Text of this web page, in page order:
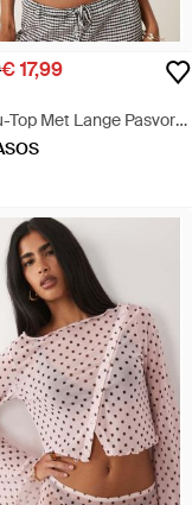
€ 17,99
Top Met Lange Pasvorm
Witte Gingham Ruit,